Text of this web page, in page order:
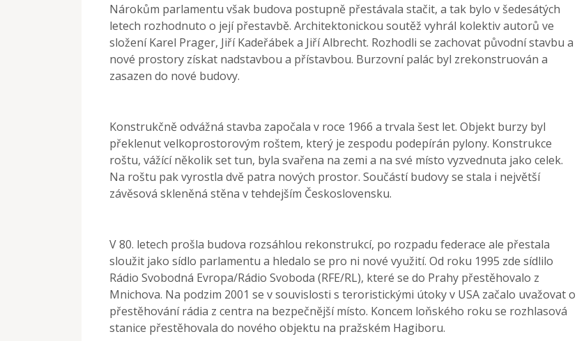
Nárokům parlamentu však budova postupně přestávala stačit, a tak bylo v šedesátých
letech rozhodnuto o její přestavbě. Architektonickou soutěž vyhrál kolektiv autorů ve
složení Karel Prager, Jiří Kadeřábek a Jiří Albrecht. Rozhodli se zachovat původní stavbu a
nové prostory získat nadstavbou a přístavbou. Burzovní palác byl zrekonstruován a
zasazen do nové budovy.
Konstrukčně odvážná stavba započala v roce 1966 a trvala šest let. Objekt burzy byl
překlenut velkoprostorovým roštem, který je zespodu podepírán pylony. Konstrukce
roštu, vážící několik set tun, byla svařena na zemi a na své místo vyzvednuta jako celek.
Na roštu pak vyrostla dvě patra nových prostor. Součástí budovy se stala i největší
závěsová skleněná stěna v tehdejším Československu.
V 80. letech prošla budova rozsáhlou rekonstrukcí, po rozpadu federace ale přestala
sloužit jako sídlo parlamentu a hledalo se pro ni nové využití. Od roku 1995 zde sídlilo
Rádio Svobodná Evropa/Rádio Svoboda (RFE/RL), které se do Prahy přestěhovalo z
Mnichova. Na podzim 2001 se v souvislosti s teroristickými útoky v USA začalo uvažovat o
přestěhování rádia z centra na bezpečnější místo. Koncem loňského roku se rozhlasová
stanice přestěhovala do nového objektu na pražském Hagiboru.